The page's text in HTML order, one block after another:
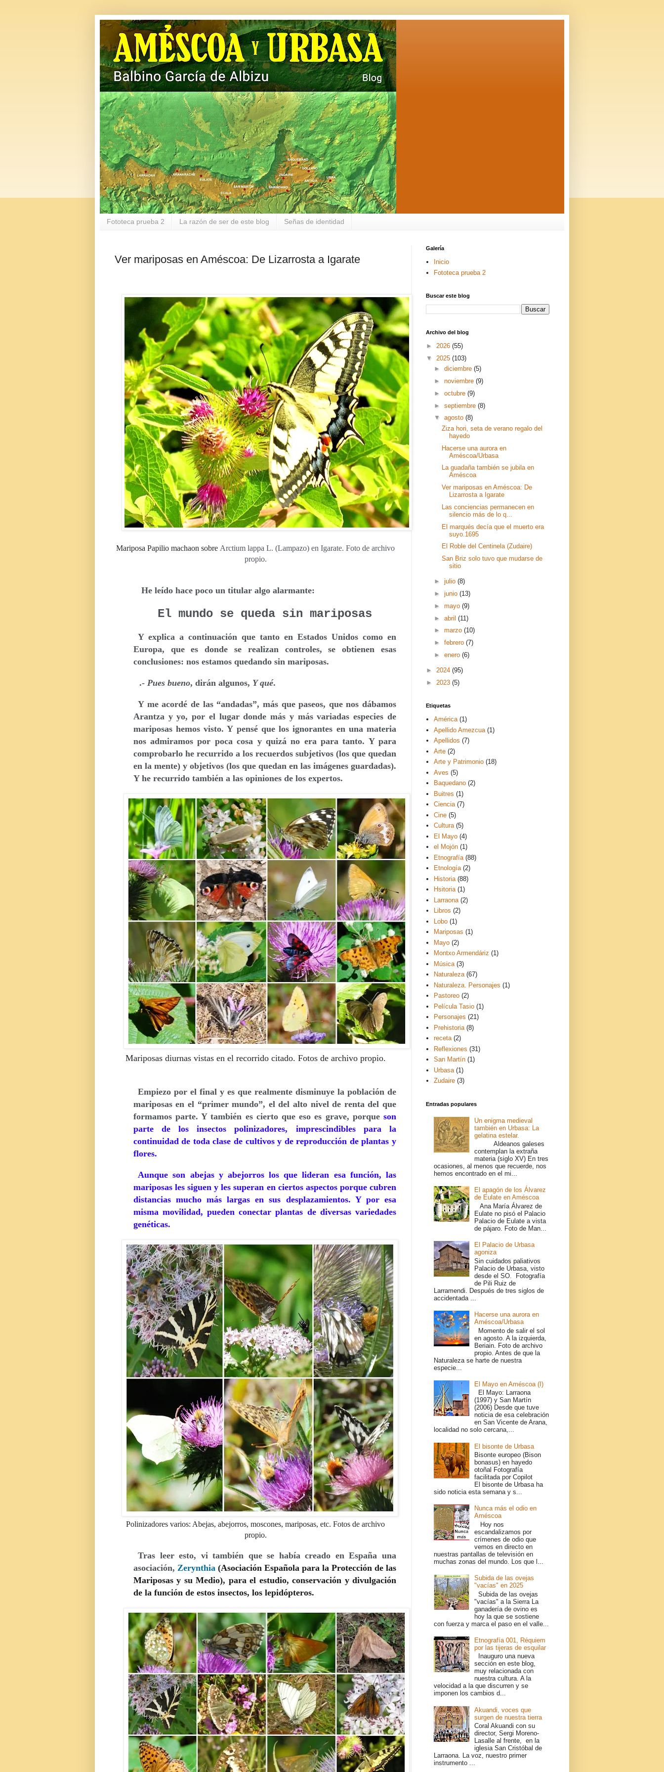
Fototeca prueba 2 La razón de ser de este blog Señas de identidad
Ver mariposas en Améscoa: De Lizarrosta a Igarate
Mariposa Papilio machaon sobre Arctium lappa L. (Lampazo) en Igarate. Foto de archivo
propio.
He leído hace poco un titular algo alarmante:
El mundo se queda sin mariposas
Y explica a continuación que tanto en Estados Unidos como en
Europa, que es donde se realizan controles, se obtienen esas
conclusiones: nos estamos quedando sin mariposas.
.- Pues bueno, dirán algunos, Y qué.
Y me acordé de las “andadas”, más que paseos, que nos dábamos
Arantza y yo, por el lugar donde más y más variadas especies de
mariposas hemos visto. Y pensé que los ignorantes en una materia
nos admiramos por poca cosa y quizá no era para tanto. Y para
comprobarlo he recurrido a los recuerdos subjetivos (los que quedan
en la mente) y objetivos (los que quedan en las imágenes guardadas).
Y he recurrido también a las opiniones de los expertos.
Mariposas diurnas vistas en el recorrido citado. Fotos de archivo propio.
Empiezo por el final y es que realmente disminuye la población de
mariposas en el “primer mundo”, el del alto nivel de renta del que
formamos parte. Y también es cierto que eso es grave, porque son
parte de los insectos polinizadores, imprescindibles para la
continuidad de toda clase de cultivos y de reproducción de plantas y
flores.
Aunque son abejas y abejorros los que lideran esa función, las
mariposas les siguen y les superan en ciertos aspectos porque cubren
distancias mucho más largas en sus desplazamientos. Y por esa
misma movilidad, pueden conectar plantas de diversas variedades
genéticas.
Polinizadores varios: Abejas, abejorros, moscones, mariposas, etc. Fotos de archivo
propio.
Tras leer esto, vi también que se había creado en España una
asociación, Zerynthia (Asociación Española para la Protección de las
Mariposas y su Medio), para el estudio, conservación y divulgación
de la función de estos insectos, los lepidópteros.
Galería
Inicio
Fototeca prueba 2
Buscar este blog
Archivo del blog
► 2026 (55)
▼ 2025 (103)
► diciembre (5)
► noviembre (9)
► octubre (9)
► septiembre (8)
▼ agosto (8)
Ziza hori, seta de verano regalo del
hayedo
Hacerse una aurora en
Améscoa/Urbasa
La guadaña también se jubila en
Améscoa
Ver mariposas en Améscoa: De
Lizarrosta a Igarate
Las conciencias permanecen en
silencio más de lo q...
El marqués decía que el muerto era
suyo.1695
El Roble del Centinela (Zudaire)
San Briz solo tuvo que mudarse de
sitio
► julio (8)
► junio (13)
► mayo (9)
► abril (11)
► marzo (10)
► febrero (7)
► enero (6)
► 2024 (95)
► 2023 (5)
Etiquetas
América (1)
Apellido Amezcua (1)
Apellidos (7)
Arte (2)
Arte y Patrimonio (18)
Aves (5)
Baquedano (2)
Buitres (1)
Ciencia (7)
Cine (5)
Cultura (5)
El Mayo (4)
el Mojón (1)
Etnografía (88)
Etnología (2)
Historia (88)
Hsitoria (1)
Larraona (2)
Libros (2)
Lobo (1)
Mariposas (1)
Mayo (2)
Montxo Armendáriz (1)
Música (3)
Naturaleza (67)
Naturaleza. Personajes (1)
Pastoreo (2)
Película Tasio (1)
Personajes (21)
Prehistoria (8)
receta (2)
Reflexiones (31)
San Martín (1)
Urbasa (1)
Zudaire (3)
Entradas populares
Un enigma medieval
también en Urbasa: La
gelatina estelar.
Aldeanos galeses
contemplan la extraña
materia (siglo XV) En tres
ocasiones, al menos que recuerde, nos
hemos encontrado en el mi...
El apagón de los Álvarez
de Eulate en Améscoa
Ana María Álvarez de
Eulate no pisó el Palacio
Palacio de Eulate a vista
de pájaro. Foto de Man...
El Palacio de Urbasa
agoniza
Sin cuidados paliativos
Palacio de Urbasa, visto
desde el SO. Fotografía
de Pili Ruiz de
Larramendi. Después de tres siglos de
accidentada ...
Hacerse una aurora en
Améscoa/Urbasa
Momento de salir el sol
en agosto. A la izquierda,
Beriain. Foto de archivo
propio. Antes de que la
Naturaleza se harte de nuestra
especie...
El Mayo en Améscoa (I)
El Mayo: Larraona
(1997) y San Martín
(2006) Desde que tuve
noticia de esa celebración
en San Vicente de Arana,
localidad no solo cercana,...
El bisonte de Urbasa
Bisonte europeo (Bison
bonasus) en hayedo
otoñal Fotografía
facilitada por Copilot
El bisonte de Urbasa ha
sido noticia esta semana y s...
Nunca más el odio en
Améscoa
Hoy nos
escandalizamos por
crímenes de odio que
vemos en directo en
nuestras pantallas de televisión en
muchas zonas del mundo. Los que l...
Subida de las ovejas
"vacías" en 2025
Subida de las ovejas
"vacías" a la Sierra La
ganadería de ovino es
hoy la que se sostiene
con fuerza y marca el paso en el valle...
Etnografía 001, Réquiem
por las tijeras de esquilar
Inauguro una nueva
sección en este blog,
muy relacionada con
nuestra cultura. A la
velocidad a la que discurren y se
imponen los cambios d...
Akuandi, voces que
surgen de nuestra tierra
Coral Akuandi con su
director, Sergi Moreno-
Lasalle al frente, en la
iglesia San Cristóbal de
Larraona. La voz, nuestro primer
instrumento ...